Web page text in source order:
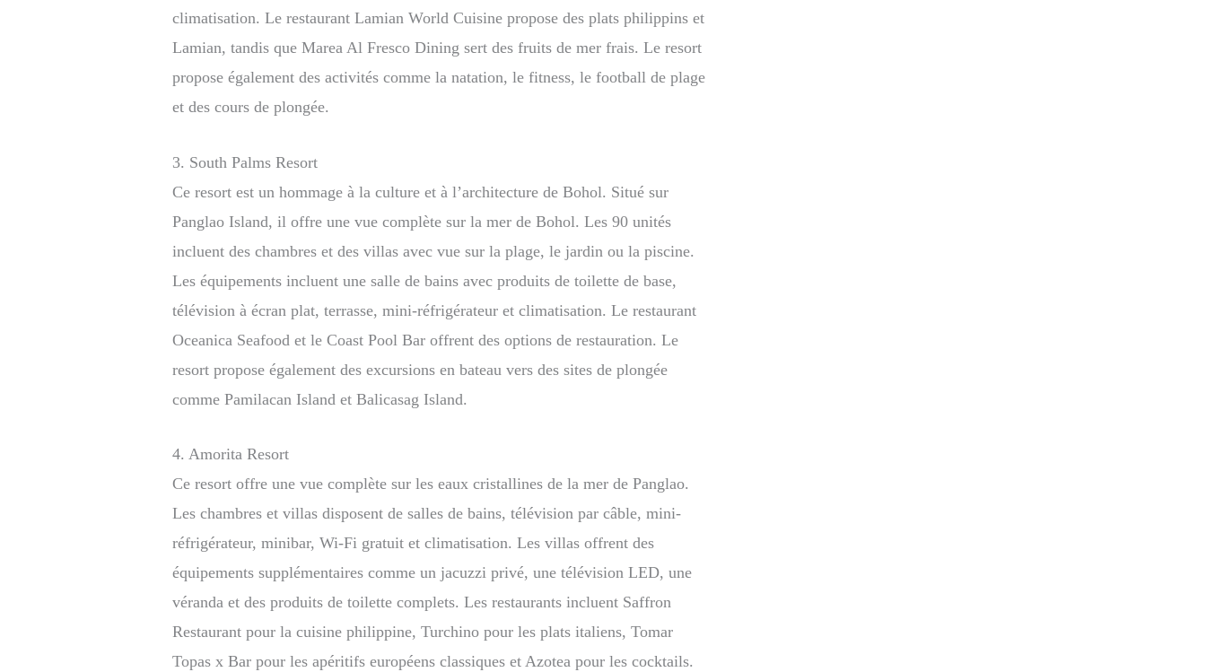
climatisation. Le restaurant Lamian World Cuisine propose des plats philippins et
Lamian, tandis que Marea Al Fresco Dining sert des fruits de mer frais. Le resort
propose également des activités comme la natation, le fitness, le football de plage
et des cours de plongée.
3. South Palms Resort
Ce resort est un hommage à la culture et à l’architecture de Bohol. Situé sur
Panglao Island, il offre une vue complète sur la mer de Bohol. Les 90 unités
incluent des chambres et des villas avec vue sur la plage, le jardin ou la piscine.
Les équipements incluent une salle de bains avec produits de toilette de base,
télévision à écran plat, terrasse, mini-réfrigérateur et climatisation. Le restaurant
Oceanica Seafood et le Coast Pool Bar offrent des options de restauration. Le
resort propose également des excursions en bateau vers des sites de plongée
comme Pamilacan Island et Balicasag Island.
4. Amorita Resort
Ce resort offre une vue complète sur les eaux cristallines de la mer de Panglao.
Les chambres et villas disposent de salles de bains, télévision par câble, mini-
réfrigérateur, minibar, Wi-Fi gratuit et climatisation. Les villas offrent des
équipements supplémentaires comme un jacuzzi privé, une télévision LED, une
véranda et des produits de toilette complets. Les restaurants incluent Saffron
Restaurant pour la cuisine philippine, Turchino pour les plats italiens, Tomar
Topas x Bar pour les apéritifs européens classiques et Azotea pour les cocktails.